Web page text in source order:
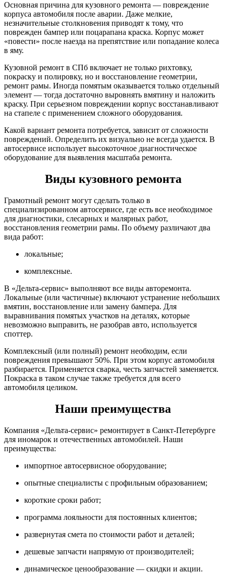
Основная причина для кузовного ремонта — повреждение
корпуса автомобиля после аварии. Даже мелкие,
незначительные столкновения приводят к тому, что
поврежден бампер или поцарапана краска. Корпус может
«повести» после наезда на препятствие или попадание колеса
в яму.
Кузовной ремонт в СПб включает не только рихтовку,
покраску и полировку, но и восстановление геометрии,
ремонт рамы. Иногда помятым оказывается только отдельный
элемент — тогда достаточно выровнять вмятину и наложить
краску. При серьезном повреждении корпус восстанавливают
на стапеле с применением сложного оборудования.
Какой вариант ремонта потребуется, зависит от сложности
повреждений. Определить их визуально не всегда удается. В
автосервисе использует высокоточное диагностическое
оборудование для выявления масштаба ремонта.
Виды кузовного ремонта
Грамотный ремонт могут сделать только в
специализированном автосервисе, где есть все необходимое
для диагностики, слесарных и малярных работ,
восстановления геометрии рамы. По объему различают два
вида работ:
локальные;
комплексные.
В «Дельта-сервис» выполняют все виды авторемонта.
Локальные (или частичные) включают устранение небольших
вмятин, восстановление или замену бампера. Для
выравнивания помятых участков на деталях, которые
невозможно выправить, не разобрав авто, используется
споттер.
Комплексный (или полный) ремонт необходим, если
повреждения превышают 50%. При этом корпус автомобиля
разбирается. Применяется сварка, честь запчастей заменяется.
Покраска в таком случае также требуется для всего
автомобиля целиком.
Наши преимущества
Компания «Дельта-сервис» ремонтирует в Санкт-Петербурге
для иномарок и отечественных автомобилей. Наши
преимущества:
импортное автосервисное оборудование;
опытные специалисты с профильным образованием;
короткие сроки работ;
программа лояльности для постоянных клиентов;
развернутая смета по стоимости работ и деталей;
дешевые запчасти напрямую от производителей;
динамическое ценообразование — скидки и акции.